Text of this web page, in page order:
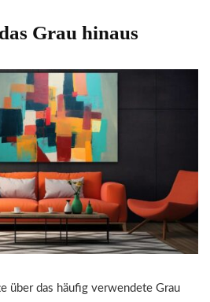
Grau hinaus
über das häufig verwendete Grau